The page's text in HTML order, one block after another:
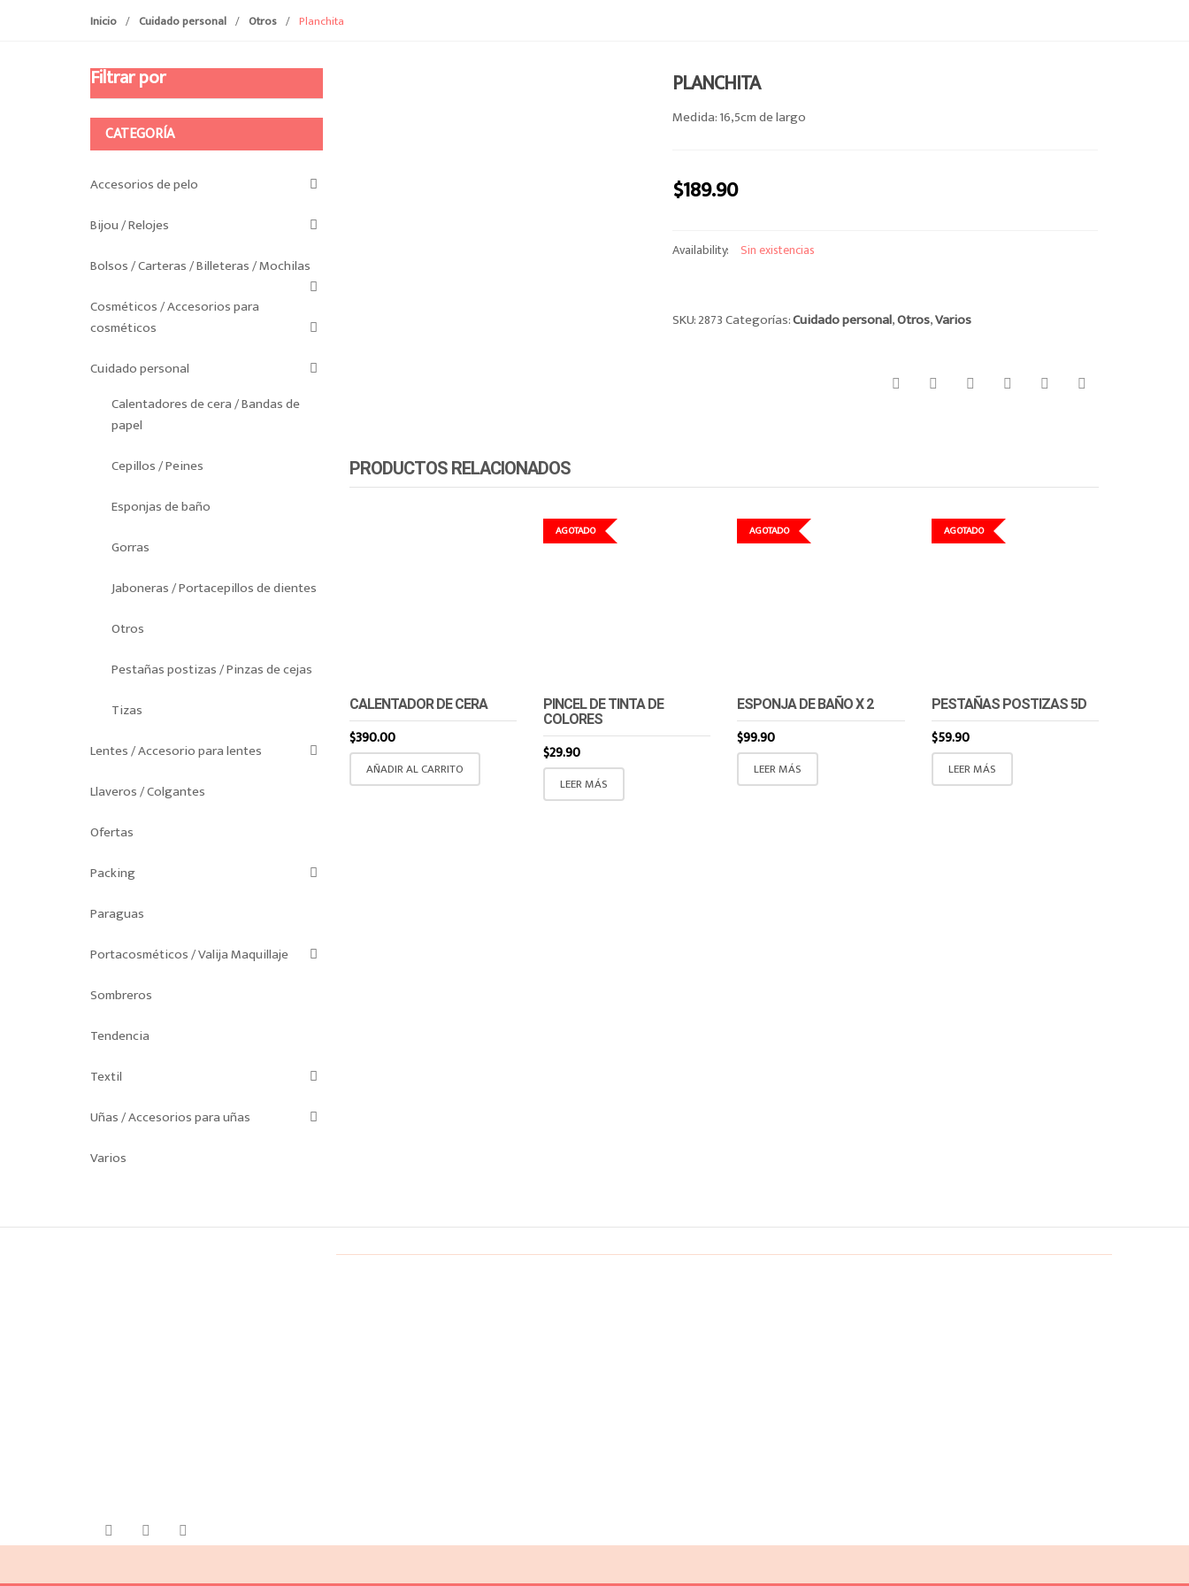
Inicio / Cuidado personal / Otros / Planchita
PLANCHITA
Medida: 16,5cm de largo
$189.90
Availability: Sin existencias
SKU:2873Categorías:Cuidado personal,Otros,Varios
PRODUCTOS RELACIONADOS
CALENTADOR DE CERA
$390.00
AÑADIR AL CARRITO
AGOTADO
PINCEL DE TINTA DE
COLORES
$29.90
LEER MÁS
AGOTADO
ESPONJA DE BAÑO X 2
$99.90
LEER MÁS
AGOTADO
PESTAÑAS POSTIZAS 5D
$59.90
LEER MÁS
Filtrar por
CATEGORÍA
Accesorios de pelo
Bijou / Relojes
Bolsos / Carteras / Billeteras / Mochilas
Cosméticos / Accesorios para
cosméticos
Cuidado personal
Calentadores de cera / Bandas de
papel
Cepillos / Peines
Esponjas de baño
Gorras
Jaboneras / Portacepillos de dientes
Otros
Pestañas postizas / Pinzas de cejas
Tizas
Lentes / Accesorio para lentes
Llaveros / Colgantes
Ofertas
Packing
Paraguas
Portacosméticos / Valija Maquillaje
Sombreros
Tendencia
Textil
Uñas / Accesorios para uñas
Varios